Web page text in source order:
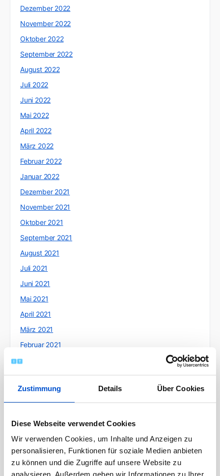
Zustimmung Details Über Cookies
Diese Webseite verwendet Cookies
Wir verwenden Cookies, um Inhalte und Anzeigen zu
personalisieren, Funktionen für soziale Medien anbieten
zu können und die Zugriffe auf unsere Website zu
analysieren. Außerdem geben wir Informationen zu Ihrer
Dezember 2022
November 2022
Oktober 2022
September 2022
August 2022
Juli 2022
Juni 2022
Mai 2022
April 2022
März 2022
Februar 2022
Januar 2022
Dezember 2021
November 2021
Oktober 2021
September 2021
August 2021
Juli 2021
Juni 2021
Mai 2021
April 2021
März 2021
Februar 2021
Januar 2021
Dezember 2020
November 2020
Oktober 2020
September 2020
August 2020
Juli 2020
Juni 2020